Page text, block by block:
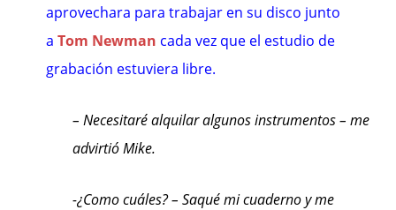
aprovechara para trabajar en su disco junto
aTom Newman cada vez que el estudio de
grabación estuviera libre.
– Necesitaré alquilar algunos instrumentos – me
advirtió Mike.
-¿Como cuáles? – Saqué mi cuaderno y me